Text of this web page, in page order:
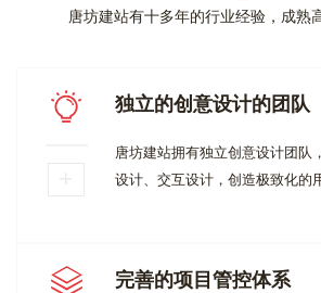
唐坊建站有十多年的行业经验，成熟
独立的创意设计的团队
唐坊建站拥有独立创意设计团队
设计、交互设计，创造极致化的
完善的项目管控体系